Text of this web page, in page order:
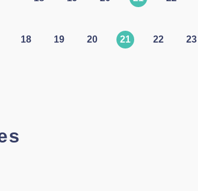
18 19 20 21 22 23